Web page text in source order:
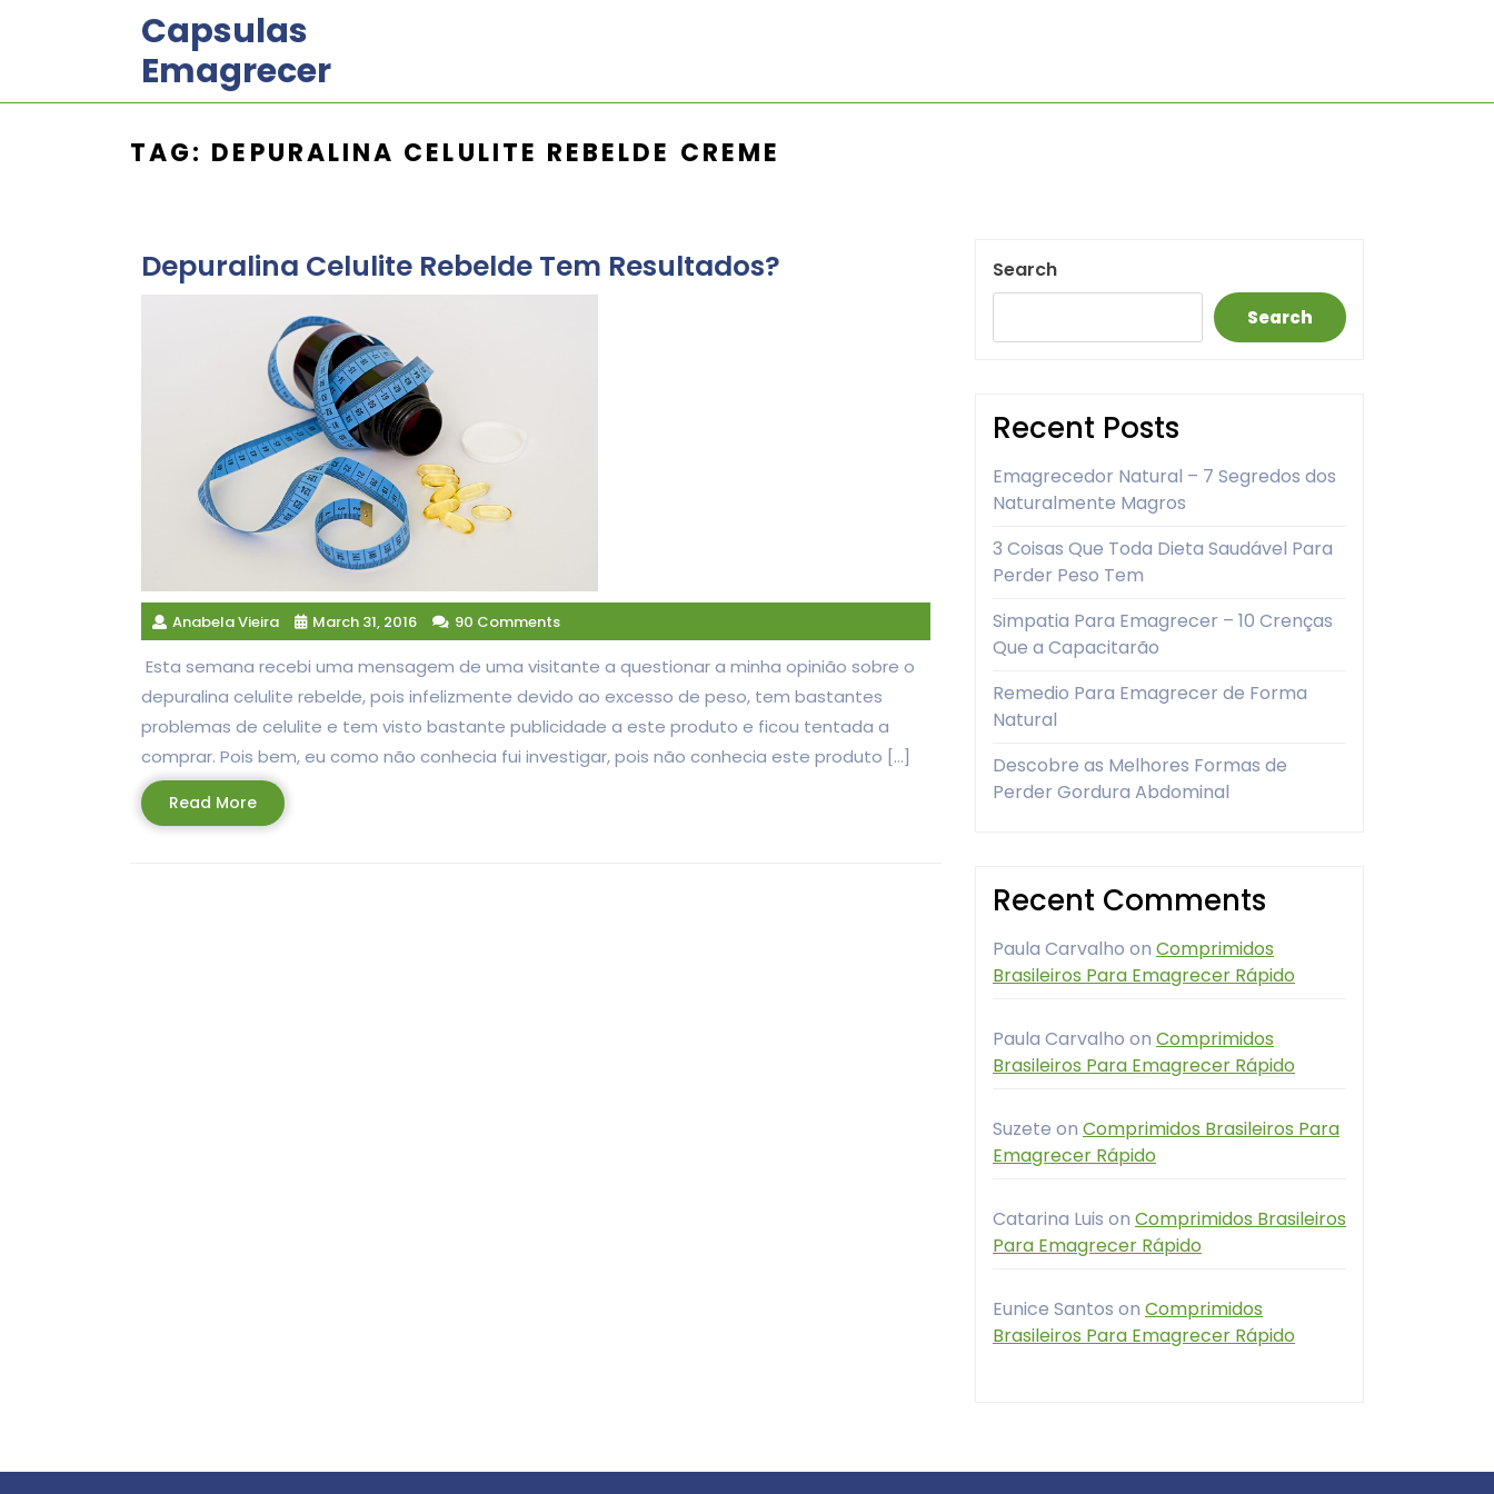
Capsulas
Emagrecer
TAG: DEPURALINA CELULITE REBELDE CREME
Depuralina Celulite Rebelde Tem Resultados?
Anabela Vieira March 31, 2016 90 Comments
Esta semana recebi uma mensagem de uma visitante a questionar a minha opinião sobre o
depuralina celulite rebelde, pois infelizmente devido ao excesso de peso, tem bastantes
problemas de celulite e tem visto bastante publicidade a este produto e ficou tentada a
comprar. Pois bem, eu como não conhecia fui investigar, pois não conhecia este produto […]
Read MoreRead
More
Search
Search
Recent Posts
Emagrecedor Natural – 7 Segredos dos
Naturalmente Magros
3 Coisas Que Toda Dieta Saudável Para
Perder Peso Tem
Simpatia Para Emagrecer – 10 Crenças
Que a Capacitarão
Remedio Para Emagrecer de Forma
Natural
Descobre as Melhores Formas de
Perder Gordura Abdominal
Recent Comments
Paula Carvalho on Comprimidos
Brasileiros Para Emagrecer Rápido
Paula Carvalho on Comprimidos
Brasileiros Para Emagrecer Rápido
Suzete on Comprimidos Brasileiros Para
Emagrecer Rápido
Catarina Luis on Comprimidos Brasileiros
Para Emagrecer Rápido
Eunice Santos on Comprimidos
Brasileiros Para Emagrecer Rápido